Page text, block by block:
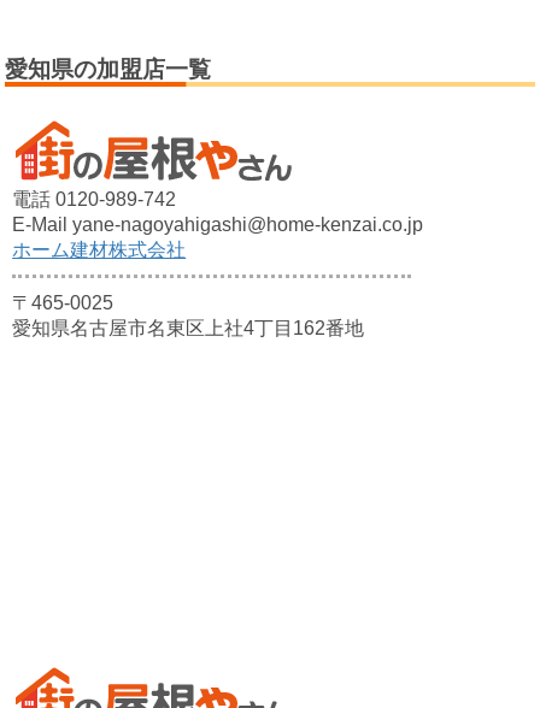
愛知県の加盟店一覧
電話 0120-989-742
E-Mail yane-nagoyahigashi@home-kenzai.co.jp
ホーム建材株式会社
〒465-0025
愛知県名古屋市名東区上社4丁目162番地